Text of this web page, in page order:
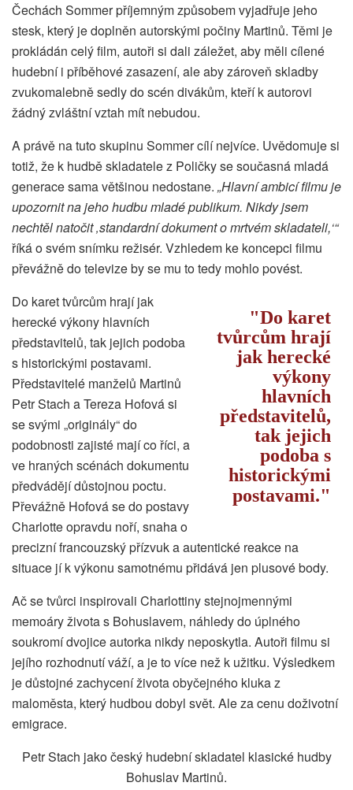
Čechách Sommer příjemným způsobem vyjadřuje jeho
stesk, který je doplněn autorskými počiny Martinů. Těmi je
prokládán celý film, autoři si dali záležet, aby měli cílené
hudební i příběhové zasazení, ale aby zároveň skladby
zvukomalebně sedly do scén divákům, kteří k autorovi
žádný zvláštní vztah mít nebudou.
A právě na tuto skupinu Sommer cílí nejvíce. Uvědomuje si
totiž, že k hudbě skladatele z Poličky se současná mladá
generace sama většinou nedostane. „Hlavní ambicí filmu je
upozornit na jeho hudbu mladé publikum. Nikdy jsem
nechtěl natočit ‚standardní dokument o mrtvém skladateli,‘“
říká o svém snímku režisér. Vzhledem ke koncepci filmu
převážně do televize by se mu to tedy mohlo povést.
Do karet
tvůrcům hrají
jak herecké
výkony
hlavních
představitelů,
tak jejich
podoba s
historickými
postavami.
Do karet tvůrcům hrají jak
herecké výkony hlavních
představitelů, tak jejich podoba
s historickými postavami.
Představitelé manželů Martinů
Petr Stach a Tereza Hofová si
se svými „originály“ do
podobnosti zajisté mají co říci, a
ve hraných scénách dokumentu
předvádějí důstojnou poctu.
Převážně Hofová se do postavy
Charlotte opravdu noří, snaha o
precizní francouzský přízvuk a autentické reakce na
situace jí k výkonu samotnému přidává jen plusové body.
Ač se tvůrci inspirovali Charlottiny stejnojmennými
memoáry života s Bohuslavem, náhledy do úplného
soukromí dvojice autorka nikdy neposkytla. Autoři filmu si
jejího rozhodnutí váží, a je to více než k užitku. Výsledkem
je důstojné zachycení života obyčejného kluka z
maloměsta, který hudbou dobyl svět. Ale za cenu doživotní
emigrace.
Petr Stach jako český hudební skladatel klasické hudby
Bohuslav Martinů.